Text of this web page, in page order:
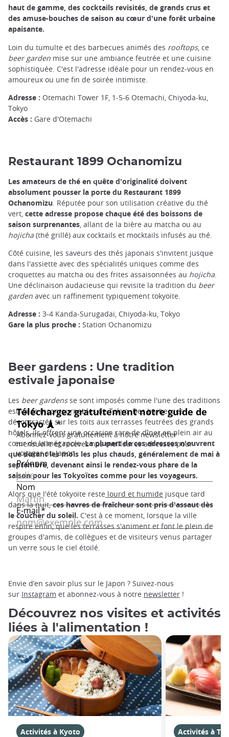
haut de gamme, des cocktails revisités, de grands crus et
des amuse-bouches de saison au cœur d'une forêt urbaine
apaisante.
Loin du tumulte et des barbecues animés des rooftops, ce
beer garden mise sur une ambiance feutrée et une cuisine
sophistiquée. C'est l'adresse idéale pour un rendez-vous en
amoureux ou une fin de soirée intimiste.
Adresse : Otemachi Tower 1F, 1-5-6 Otemachi, Chiyoda-ku,
Tokyo
Accès : Gare d'Otemachi
Restaurant 1899 Ochanomizu
Les amateurs de thé en quête d'originalité doivent
absolument pousser la porte du Restaurant 1899
Ochanomizu. Réputée pour son utilisation créative du thé
vert, cette adresse propose chaque été des boissons de
saison surprenantes, allant de la bière au matcha ou au
hojicha (thé grillé) aux cocktails et mocktails infusés au thé.
Côté cuisine, les saveurs des thés japonais s'invitent jusque
dans l'assiette avec des spécialités uniques comme des
croquettes au matcha ou des frites assaisonnées au hojicha.
Une déclinaison audacieuse qui revisite la tradition du beer
garden avec un raffinement typiquement tokyoïte.
Adresse : 3-4 Kanda-Surugadai, Chiyoda-ku, Tokyo
Gare la plus proche : Station Ochanomizu
Beer gardens : Une tradition
estivale japonaise
Les beer gardensse sont imposés comme l'une des traditions
estivales incontournables de Tokyo. Des barbecues
décontractés sur les toits aux terrasses feutrées des grands
hôtels, ils offrent une occasion rare de dîner en plein air au
cœur de la mégapole.La plupart de ces adresses n'ouvrent
que durant les mois les plus chauds, généralement de mai à
septembre, devenant ainsi le rendez-vous phare de la
saison pour les Tokyoïtes comme pour les voyageurs.
Alors que l'été tokyoïte reste lourd et humide jusque tard
dans la nuit,ces havres de fraîcheur sont pris d'assaut dès
le coucher du soleil. C'est à ce moment, lorsque la ville
respire enfin, que les terrasses s'animent et font le plein de
groupes d'amis, de collègues et de visiteurs venus partager
un verre sous le ciel étoilé.
Envie d’en savoir plus sur le Japon ? Suivez-nous
sur Instagram et abonnez-vous à notre newsletter !
Découvrez nos visites et activités
liées à l'alimentation !
Activités à Kyoto
Activités à